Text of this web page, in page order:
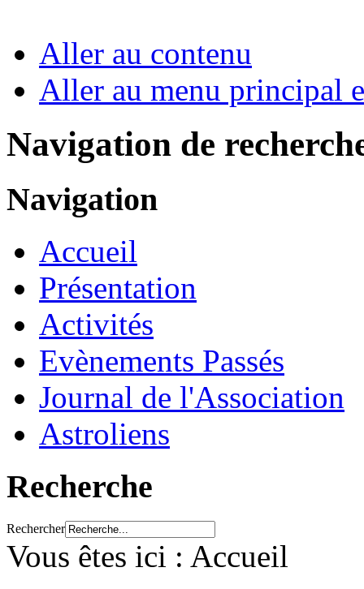
Aller au contenu
Aller au menu principal
Navigation de
Navigation
Accueil
Présentation
Activités
Evènements Passés
Journal de l'Association
Astroliens
Recherche
Rechercher
Vous êtes ici : Accueil